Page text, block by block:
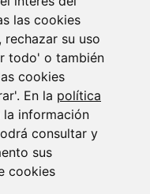
las cookies
su uso
todo' o también
cookies
En la política
información
consultar y
sus
cookies
noticias